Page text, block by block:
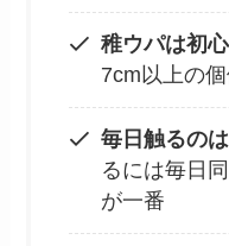
稚ウパは初
7cm以上の
毎日触るの
るには毎日
が一番